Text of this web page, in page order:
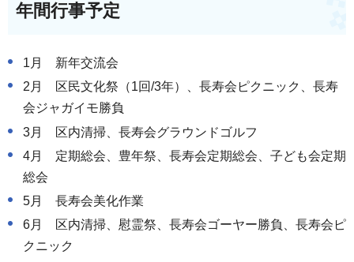
年間行事予定
1月 新年交流会
2月 区民文化祭（1回/3年）、長寿会ピクニック、長寿
会ジャガイモ勝負
3月 区内清掃、長寿会グラウンドゴルフ
4月 定期総会、豊年祭、長寿会定期総会、子ども会定期
総会
5月 長寿会美化作業
6月 区内清掃、慰霊祭、長寿会ゴーヤー勝負、長寿会ピ
クニック